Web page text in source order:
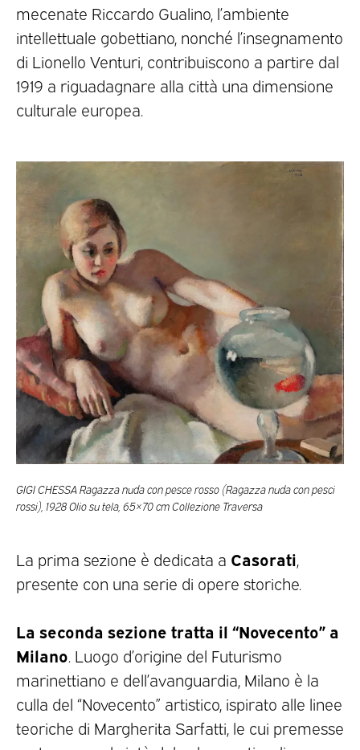
mecenate Riccardo Gualino, l’ambiente
intellettuale gobettiano, nonché l’insegnamento
di Lionello Venturi, contribuiscono a partire dal
1919 a riguadagnare alla città una dimensione
culturale europea.
GIGI CHESSA Ragazza nuda con pesce rosso (Ragazza nuda con pesci
rossi), 1928 Olio su tela, 65×70 cm Collezione Traversa
La prima sezione è dedicata a Casorati
presente con una serie di opere storiche.
La seconda sezione tratta il “Novecento” a
Milano . Luogo d’origine del Futurismo
marinettiano e dell’avanguardia, Milano è la
culla del “Novecento” artistico, ispirato alle linee
teoriche di Margherita Sarfatti, le cui premesse